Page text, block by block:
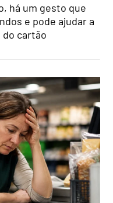
há um gesto que
e pode ajudar a
do cartão